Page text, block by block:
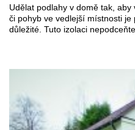
Udělat podlahy v domě tak,
či pohyb ve vedlejší místnosti
důležité. Tuto izolaci